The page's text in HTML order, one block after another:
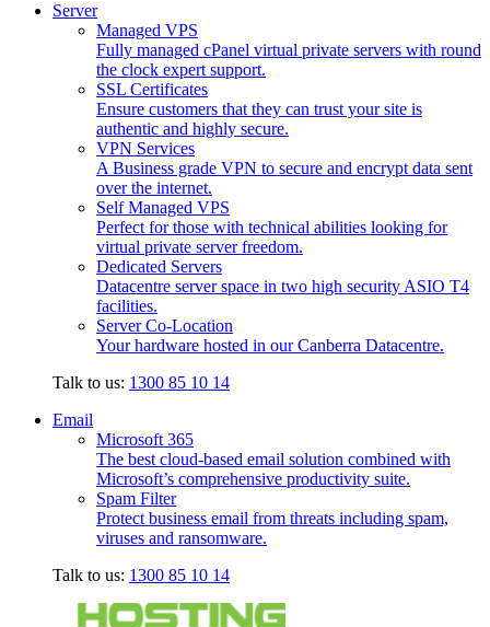
Server
Managed VPS
Fully managed cPanel virtual private servers with round
the clock expert support.
SSL Certificates
Ensure customers that they can trust your site is
authentic and highly secure.
VPN Services
A Business grade VPN to secure and encrypt data sent
over the internet.
Self Managed VPS
Perfect for those with technical abilities looking for
virtual private server freedom.
Dedicated Servers
Datacentre server space in two high security ASIO T4
facilities.
Server Co-Location
Your hardware hosted in our Canberra Datacentre.
Talk to us: 1300 85 10 14
Email
Microsoft 365
The best cloud-based email solution combined with
Microsoft’s comprehensive productivity suite.
Spam Filter
Protect business email from threats including spam,
viruses and ransomware.
Talk to us: 1300 85 10 14